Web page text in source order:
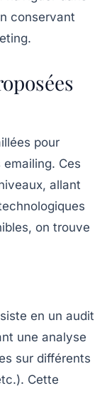
conservant
pour
Ces
allant
on trouve
en un audit
une analyse
sur différents
Cette